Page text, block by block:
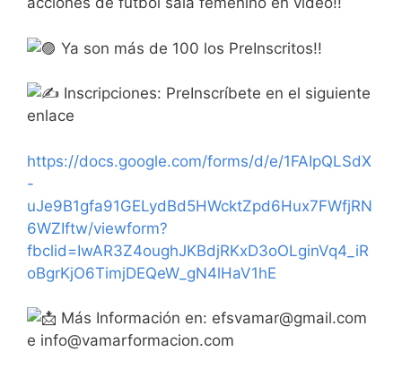
Ya son más de 100 los PreInscritos!!
Inscripciones: PreInscríbete en el siguiente
enlace
https://docs.google.com/forms/d/e/1FAIpQLSdX
-
uJe9B1gfa91GELydBd5HWcktZpd6Hux7FWfjRN
6WZIftw/viewform?
fbclid=IwAR3Z4oughJKBdjRKxD3oOLginVq4_iR
oBgrKjO6TimjDEQeW_gN4lHaV1hE
Más Información en: efsvamar@gmail.com
e info@vamarformacion.com